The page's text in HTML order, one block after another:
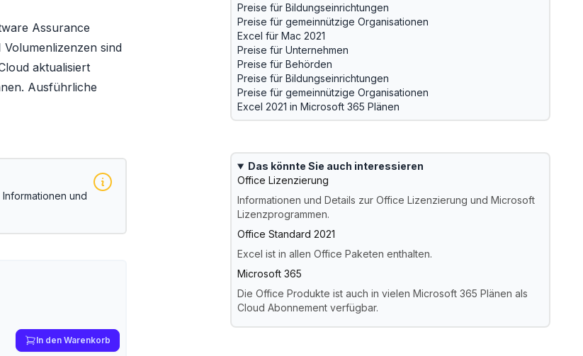
Assurance
Volumenlizenzen sind
aktualisiert
Ausführliche
und
In den Warenkorb
Preise für Bildungseinrichtungen
Preise für gemeinnützige Organisationen
Excel für Mac 2021
Preise für Unternehmen
Preise für Behörden
Preise für Bildungseinrichtungen
Preise für gemeinnützige Organisationen
Excel 2021 in Microsoft 365 Plänen
Das könnte Sie auch interessieren
Office Lizenzierung
Informationen und Details zur Office Lizenzierung und Microsoft
Lizenzprogrammen.
Office Standard 2021
Excel ist in allen Office Paketen enthalten.
Microsoft 365
Die Office Produkte ist auch in vielen Microsoft 365 Plänen als
Cloud Abonnement verfügbar.